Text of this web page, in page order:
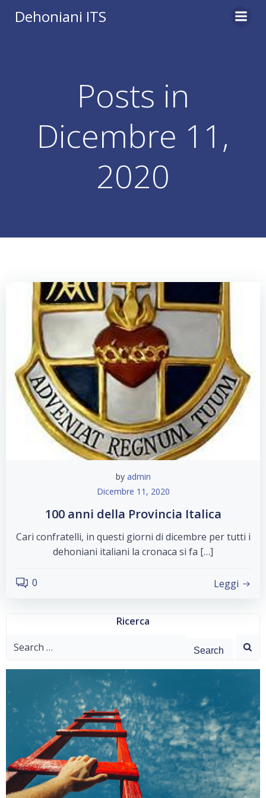
Dehoniani ITS
Posts in
Dicembre 11,
2020
by admin
Dicembre 11, 2020
100 anni della Provincia Italica
Cari confratelli, in questi giorni di dicembre per tutti i
dehoniani italiani la cronaca si fa […]
0 Leggi
Ricerca
Search